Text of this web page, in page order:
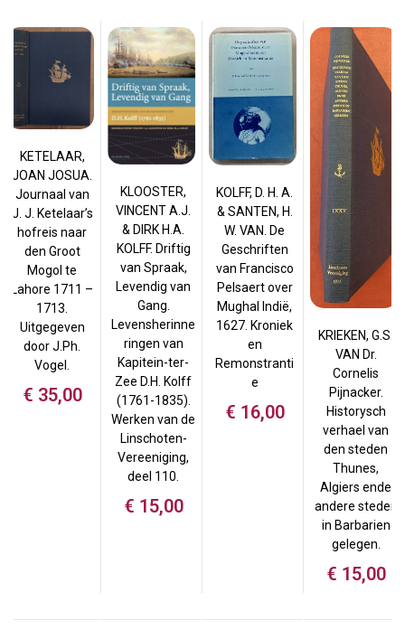
KETELAAR,
JOAN JOSUA.
Journaal van
J. J. Ketelaar’s
hofreis naar
den Groot
Mogol te
Lahore 1711 –
1713.
Uitgegeven
door J.Ph.
Vogel.
€ 35,00
KLOOSTER,
VINCENT A.J.
& DIRK H.A.
KOLFF. Driftig
van Spraak,
Levendig van
Gang.
Levensherinne
ringen van
Kapitein-ter-
Zee D.H. Kolff
(1761-1835).
Werken van de
Linschoten-
Vereeniging,
deel 110.
€ 15,00
KOLFF, D. H. A.
& SANTEN, H.
W. VAN. De
Geschriften
van Francisco
Pelsaert over
Mughal Indië,
1627. Kroniek
en
Remonstranti
e
€ 16,00
KRIEKEN, G.S.
VAN Dr.
Cornelis
Pijnacker.
Historysch
verhael van
den steden
Thunes,
Algiers ende
andere steden
in Barbarien
gelegen.
€ 15,00